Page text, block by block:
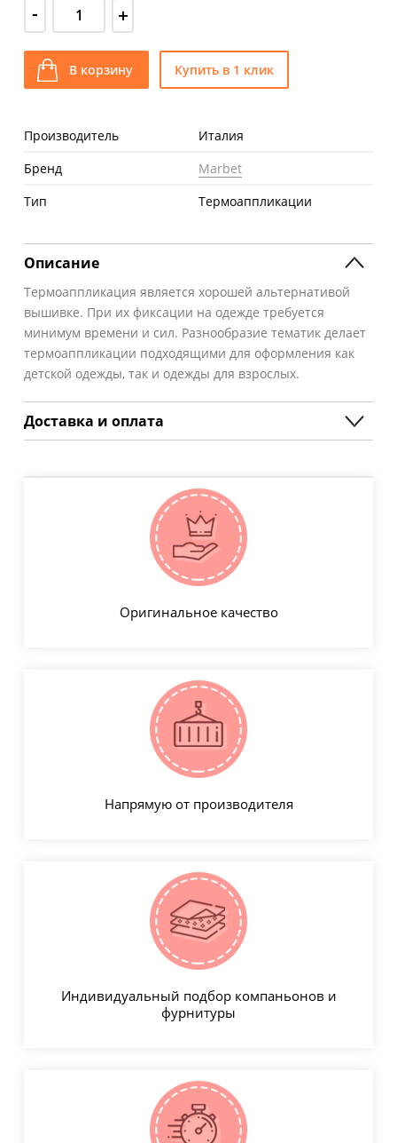
- +
В корзину Купить в 1 клик
Производитель
Италия
Бренд
Marbet
Тип
Термоаппликации
Описание
Термоаппликация является хорошей альтернативой
вышивке. При их фиксации на одежде требуется
минимум времени и сил. Разнообразие тематик делает
термоаппликации подходящими для оформления как
детской одежды, так и одежды для взрослых.
Доставка и оплата
Оригинальное качество
Напрямую от производителя
Индивидуальный подбор компаньонов и
фурнитуры